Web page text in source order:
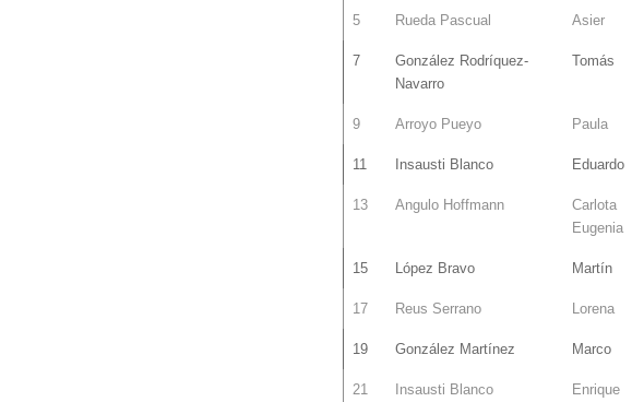
5 Rueda Pascual Asier
7
González Rodríquez-
Navarro
Tomás
9 Arroyo Pueyo Paula
11 Insausti Blanco Eduardo
13 Angulo Hoffmann
Carlota
Eugenia
15 López Bravo Martín
17 Reus Serrano Lorena
19 González Martínez Marco
21 Insausti Blanco Enrique